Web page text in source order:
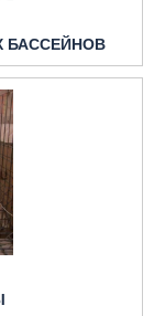
БАССЕЙНОВ